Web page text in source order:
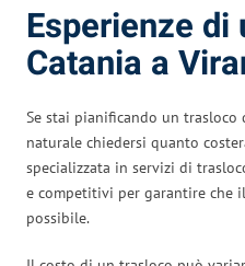
Esperienze di
Catania a
Se stai pianificando un trasloco
naturale chiedersi quanto
specializzata in servizi di
e competitivi per garantire che
possibile.